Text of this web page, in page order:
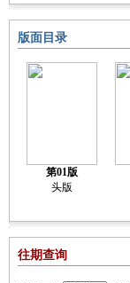
版面目录
第01版
头版
往期查询